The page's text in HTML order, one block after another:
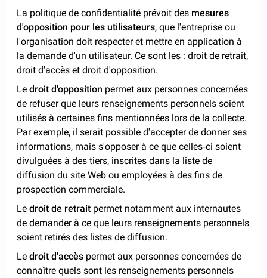
La politique de confidentialité prévoit des mesures
d'opposition pour les utilisateurs, que l'entreprise ou
l'organisation doit respecter et mettre en application à
la demande d'un utilisateur. Ce sont les : droit de retrait,
droit d'accès et droit d'opposition.
Ledroit d'opposition permet aux personnes concernées
de refuser que leurs renseignements personnels soient
utilisés à certaines fins mentionnées lors de la collecte.
Par exemple, il serait possible d'accepter de donner ses
informations, mais s'opposer à ce que celles‐ci soient
divulguées à des tiers, inscrites dans la liste de
diffusion du site Web ou employées à des fins de
prospection commerciale.
Ledroit de retrait permet notamment aux internautes
de demander à ce que leurs renseignements personnels
soient retirés des listes de diffusion.
Ledroit d'accès permet aux personnes concernées de
connaître quels sont les renseignements personnels